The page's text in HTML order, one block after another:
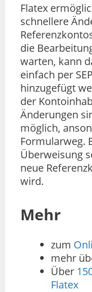
Flatex
schnellere
die
warten, kann
einfach per
hinzugefügt
der
Änderungen
möglich,
Formularweg.
Überweisung
neue
wird.
Mehr
zum
mehr
Über
Flatex